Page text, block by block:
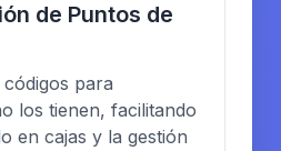
de Puntos de
para
los tienen, facilitando
en cajas y la gestión